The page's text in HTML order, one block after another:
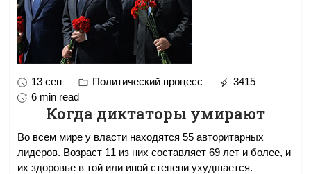
13 сен Политический процесс
3415
6 min read
Когда диктаторы умирают
Во всем мире у власти находятся 55 авторитарных
лидеров. Возраст 11 из них составляет 69 лет и более, и
их здоровье в той или иной степени ухудшается.